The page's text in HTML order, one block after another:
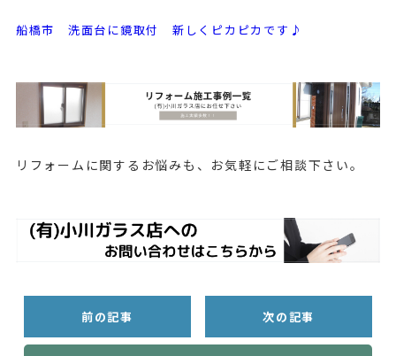
船橋市 洗面台に鏡取付 新しくピカピカです♪
リフォームに関するお悩みも、お気軽にご相談下さい。
前の記事 次の記事